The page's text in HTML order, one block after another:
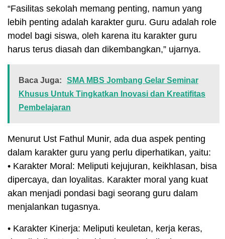
“Fasilitas sekolah memang penting, namun yang
lebih penting adalah karakter guru. Guru adalah role
model bagi siswa, oleh karena itu karakter guru
harus terus diasah dan dikembangkan,” ujarnya.
Baca Juga:
SMA MBS Jombang Gelar Seminar
Khusus Untuk Tingkatkan Inovasi dan Kreatifitas
Pembelajaran
Menurut Ust Fathul Munir, ada dua aspek penting
dalam karakter guru yang perlu diperhatikan, yaitu:
• Karakter Moral: Meliputi kejujuran, keikhlasan, bisa
dipercaya, dan loyalitas. Karakter moral yang kuat
akan menjadi pondasi bagi seorang guru dalam
menjalankan tugasnya.
• Karakter Kinerja: Meliputi keuletan, kerja keras,